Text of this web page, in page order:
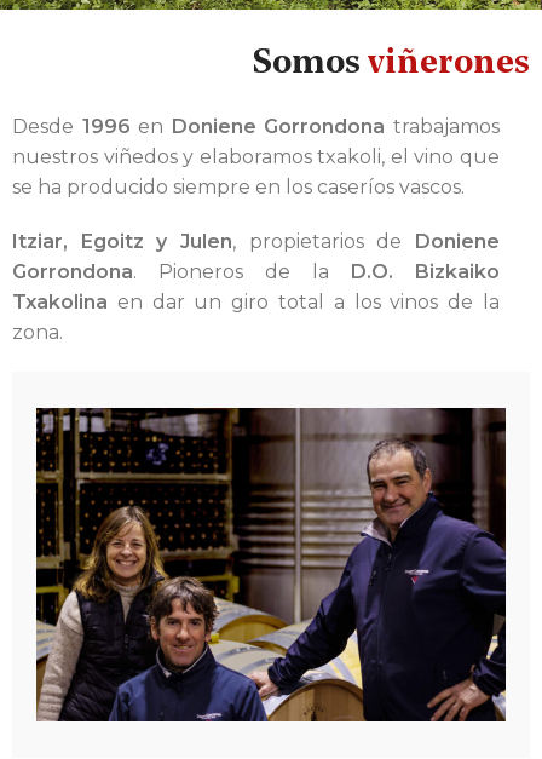
Somos viñerones
Desde 1996 en Doniene Gorrondona trabajamos
nuestros viñedos y elaboramos txakoli, el vino que
se ha producido siempre en los caseríos vascos.
Itziar, Egoitz y Julen, propietarios de Doniene
Gorrondona. Pioneros de la D.O. Bizkaiko
Txakolina en dar un giro total a los vinos de la
zona.